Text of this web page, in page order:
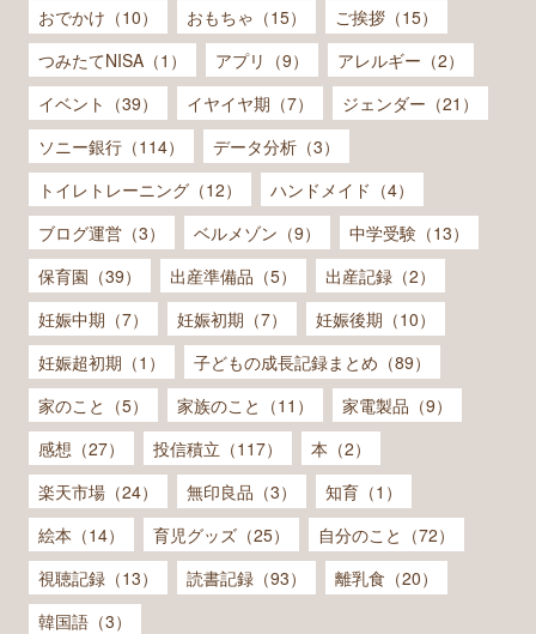
おでかけ（10）
おもちゃ（15）
ご挨拶（15）
つみたてNISA（1）
アプリ（9）
アレルギー（2）
イベント（39）
イヤイヤ期（7）
ジェンダー（21）
ソニー銀行（114）
データ分析（3）
トイレトレーニング（12）
ハンドメイド（4）
ブログ運営（3）
ベルメゾン（9）
中学受験（13）
保育園（39）
出産準備品（5）
出産記録（2）
妊娠中期（7）
妊娠初期（7）
妊娠後期（10）
妊娠超初期（1）
子どもの成長記録まとめ（89）
家のこと（5）
家族のこと（11）
家電製品（9）
感想（27）
投信積立（117）
本（2）
楽天市場（24）
無印良品（3）
知育（1）
絵本（14）
育児グッズ（25）
自分のこと（72）
視聴記録（13）
読書記録（93）
離乳食（20）
韓国語（3）